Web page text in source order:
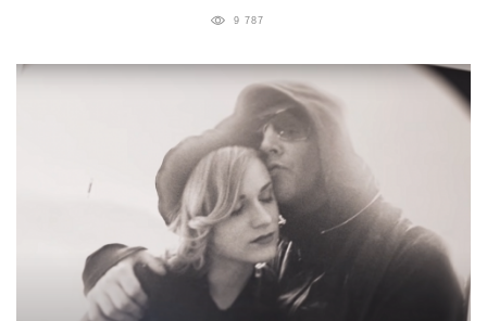
9 787